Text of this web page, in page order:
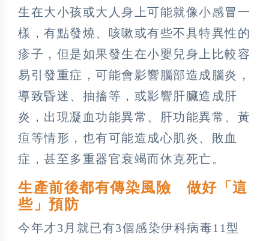
生在大小孩或大人身上可能就像小感冒一
樣，有點發燒、咳嗽或有些不具特異性的
疹子，但是如果發生在小嬰兒身上比較容
易引發重症，可能會影響腦部造成腦炎，
導致昏迷、抽搐等，或影響肝臟造成肝
炎，出現凝血功能異常、肝功能異常、黃
疸等情形，也有可能造成心肌炎、敗血
症，甚至多重器官衰竭而休克死亡。
生產前後都有傳染風險 做好「這
些」預防
今年才3月就已有3個感染伊科病毒11型